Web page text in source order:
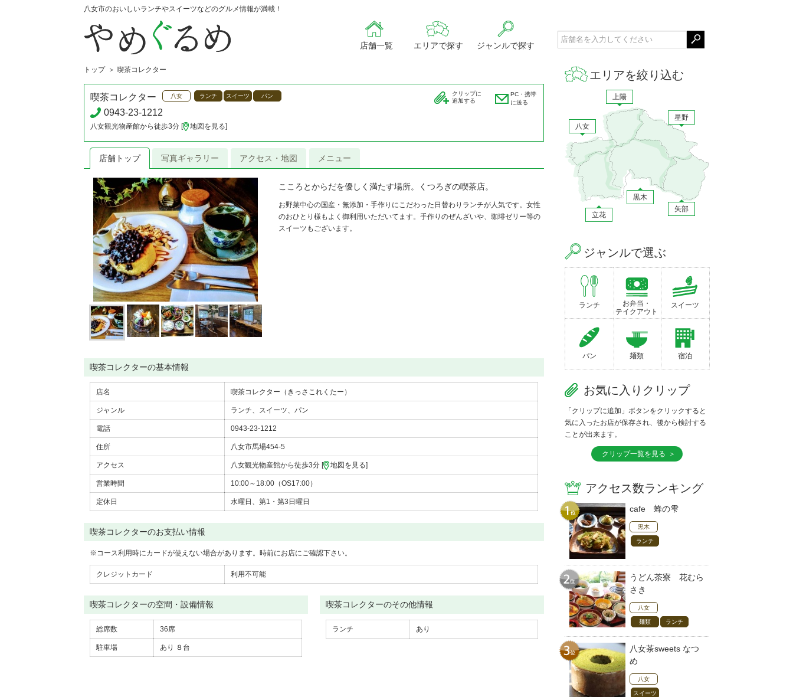
八女市のおいしいランチやスイーツなどのグルメ情報が満載！
店舗一覧 エリアで探す ジャンルで探す
トップ 喫茶コレクター
喫茶コレクター 八女 ランチ スイーツ パン
0943-23-1212
八女観光物産館から徒歩3分 [ 地図を見る]
クリップに
追加する
PC・携帯
に送る
店舗トップ 写真ギャラリー アクセス・地図 メニュー
こころとからだを優しく満たす場所。くつろぎの喫茶店。
お野菜中心の国産・無添加・手作りにこだわった日替わりランチが人気です。女性
のおひとり様もよく御利用いただいてます。手作りのぜんざいや、珈琲ゼリー等の
スイーツもございます。
喫茶コレクターの基本情報
店名 喫茶コレクター（きっさこれくたー）
ジャンル ランチ、スイーツ、パン
電話 0943-23-1212
住所 八女市馬場454-5
アクセス 八女観光物産館から徒歩3分 [ 地図を見る]
営業時間 10:00～18:00（OS17:00）
定休日 水曜日、第1・第3日曜日
喫茶コレクターのお支払い情報
※コース利用時にカードが使えない場合があります。時前にお店にご確認下さい。
クレジットカード 利用不可能
喫茶コレクターの空間・設備情報
総席数 36席
駐車場 あり ８台
喫茶コレクターのその他情報
ランチ あり
エリアを絞り込む
八女
上陽
黒木
立花
星野
矢部
ジャンルで選ぶ
ランチ
お弁当・
テイクアウト
スイーツ
パン 麺類 宿泊
お気に入りクリップ
「クリップに追加」ボタンをクリックすると
気に入ったお店が保存され、後から検討する
ことが出来ます。
クリップ一覧を見る
アクセス数ランキング
cafe 蜂の雫
黒木
ランチ
うどん茶寮 花むら
さき
八女
麺類 ランチ
八女茶sweets なつ
め
八女
スイーツ